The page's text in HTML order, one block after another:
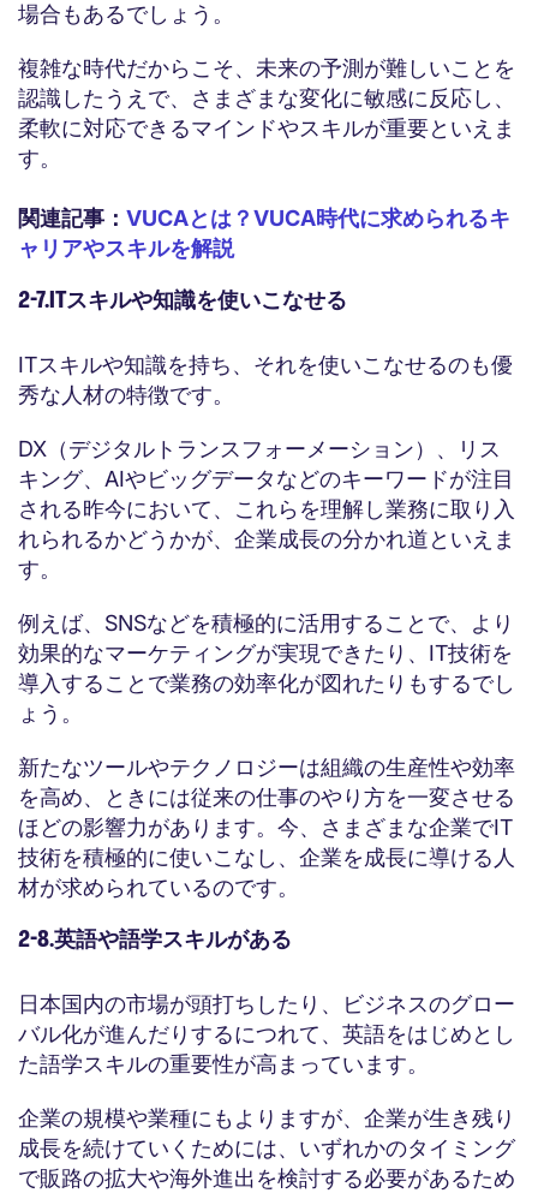
場合もあるでしょう。
複雑な時代だからこそ、未来の予測が難しいことを
認識したうえで、さまざまな変化に敏感に反応し、
柔軟に対応できるマインドやスキルが重要といえま
す。
関連記事： VUCAとは？VUCA時代に求められるキ
ャリアやスキルを解説
2-7.ITスキルや知識を使いこなせる
ITスキルや知識を持ち、それを使いこなせるのも優
秀な人材の特徴です。
DX（デジタルトランスフォーメーション）、リス
キング、AIやビッグデータなどのキーワードが注目
される昨今において、これらを理解し業務に取り入
れられるかどうかが、企業成長の分かれ道といえま
す。
例えば、SNSなどを積極的に活用することで、より
効果的なマーケティングが実現できたり、IT技術を
導入することで業務の効率化が図れたりもするでし
ょう。
新たなツールやテクノロジーは組織の生産性や効率
を高め、ときには従来の仕事のやり方を一変させる
ほどの影響力があります。今、さまざまな企業でIT
技術を積極的に使いこなし、企業を成長に導ける人
材が求められているのです。
2-8.英語や語学スキルがある
日本国内の市場が頭打ちしたり、ビジネスのグロー
バル化が進んだりするにつれて、英語をはじめとし
た語学スキルの重要性が高まっています。
企業の規模や業種にもよりますが、企業が生き残り
成長を続けていくためには、いずれかのタイミング
で販路の拡大や海外進出を検討する必要があるため